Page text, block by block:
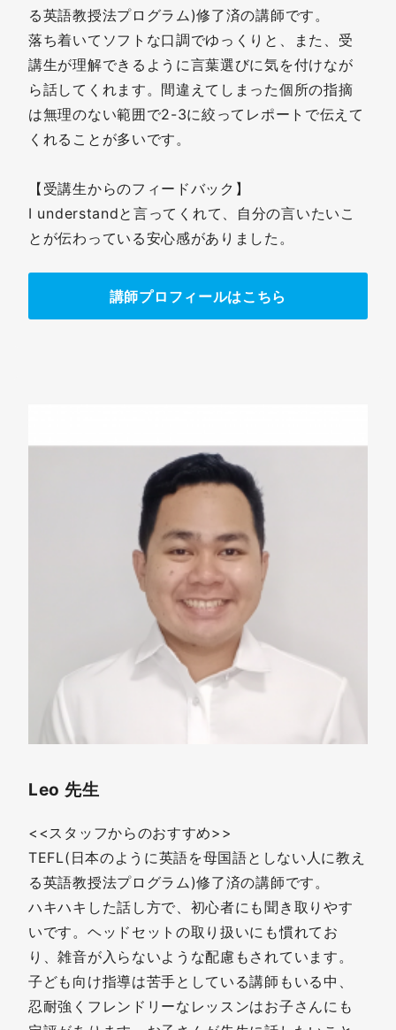
る英語教授法プログラム)修了済の講師です。
落ち着いてソフトな口調でゆっくりと、また、受
講生が理解できるように言葉選びに気を付けなが
ら話してくれます。間違えてしまった個所の指摘
は無理のない範囲で2-3に絞ってレポートで伝えて
くれることが多いです。
【受講生からのフィードバック】
I understandと言ってくれて、自分の言いたいこ
とが伝わっている安心感がありました。
講師プロフィールはこちら
Leo 先生
<<スタッフからのおすすめ>>
TEFL(日本のように英語を母国語としない人に教え
る英語教授法プログラム)修了済の講師です。
ハキハキした話し方で、初心者にも聞き取りやす
いです。ヘッドセットの取り扱いにも慣れてお
り、雑音が入らないような配慮もされています。
子ども向け指導は苦手としている講師もいる中、
忍耐強くフレンドリーなレッスンはお子さんにも